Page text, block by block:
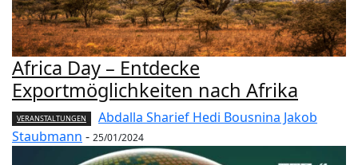
Africa Day – Entdecke
Exportmöglichkeiten nach Afrika
VERANSTALTUNGEN
Abdalla Sharief Hedi Bousnina Jakob
Staubmann - 25/01/2024